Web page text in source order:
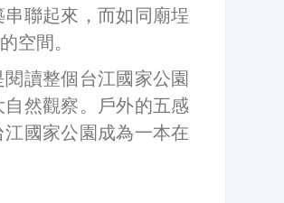
聯起來，而如同廟埕
空間。
讀整個台江國家公園
然觀察。戶外的五感
國家公園成為一本在